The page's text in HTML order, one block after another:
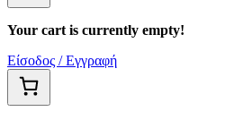
Your cart is currently empty!
Είσοδος / Εγγραφή